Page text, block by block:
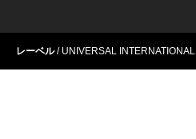
レーベル UNIVERSAL INTERNATIONAL